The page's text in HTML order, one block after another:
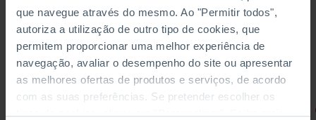
que navegue através do mesmo. Ao "Permitir todos",
autoriza a utilização de outro tipo de cookies, que
permitem proporcionar uma melhor experiência de
navegação, avaliar o desempenho do site ou apresentar
as melhores ofertas de produtos e serviços, de acordo
com as suas preferências. Se pretender escolher os
tipos de cookies, clique em "Personalizar". Saiba mais